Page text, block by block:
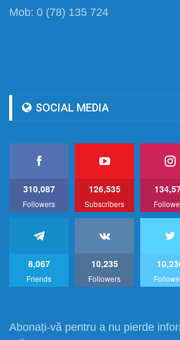
Mob: 0 (78) 135 724
SOCIAL MEDIA
310,087
Followers
126,535
Subscribers
8,067
Friends
10,235
Followers
Abonați-vă pentru a nu pierde